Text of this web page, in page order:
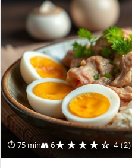
⏱ 75 min👥 6★★★★☆ 4 (2)